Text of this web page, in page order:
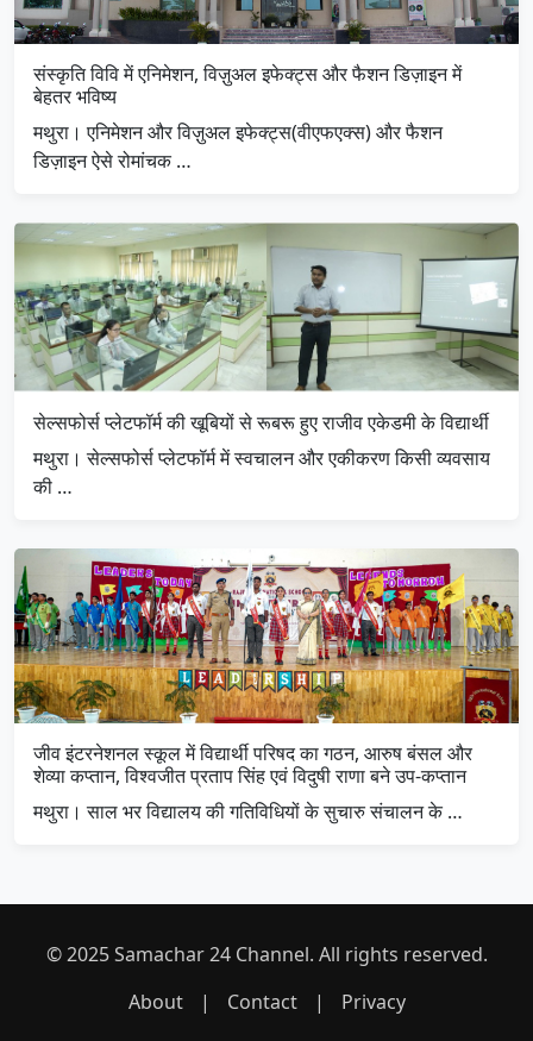
संस्कृति विवि में एनिमेशन, विज़ुअल इफेक्ट्स और फैशन डिज़ाइन में
बेहतर भविष्य
मथुरा। एनिमेशन और विज़ुअल इफेक्ट्स(वीएफएक्स) और फैशन
डिज़ाइन ऐसे रोमांचक …
सेल्सफोर्स प्लेटफॉर्म की खूबियों से रूबरू हुए राजीव एकेडमी के विद्यार्थी
मथुरा। सेल्सफोर्स प्लेटफॉर्म में स्वचालन और एकीकरण किसी व्यवसाय
की …
जीव इंटरनेशनल स्कूल में विद्यार्थी परिषद का गठन, आरुष बंसल और
शेव्या कप्तान, विश्वजीत प्रताप सिंह एवं विदुषी राणा बने उप-कप्तान
मथुरा। साल भर विद्यालय की गतिविधियों के सुचारु संचालन के …
© 2025 Samachar 24 Channel. All rights reserved.
About
| Contact | Privacy